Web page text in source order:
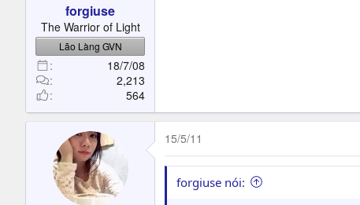
forgiuse
The Warrior of Light
Lão Làng GVN
18/7/08
2,213
564
15/5/11
forgiuse nói: